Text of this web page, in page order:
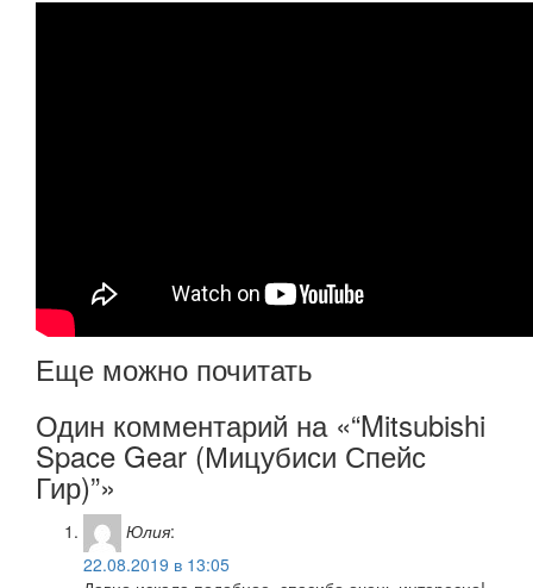
Еще можно почитать
Один комментарий на «“Mitsubishi
Space Gear (Мицубиси Спейс
Гир)”»
Юлия:
22.08.2019 в 13:05